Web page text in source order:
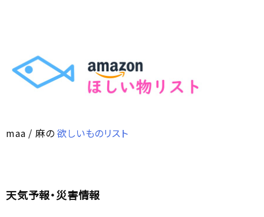
maa / 麻の欲しいものリスト
天気予報・災害情報